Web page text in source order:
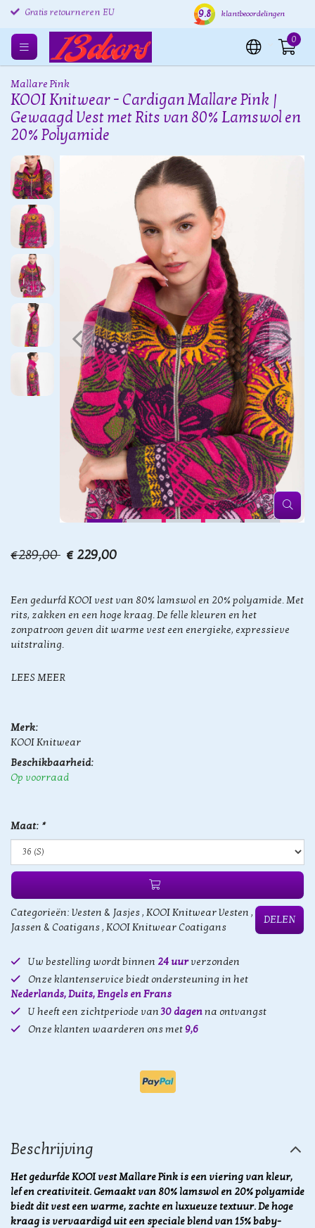
Gratis retourneren EU Verzending binnen 24 uur
9.8 klantbeoordelingen
0
Mallare Pink
KOOI Knitwear - Cardigan Mallare Pink |
Gewaagd Vest met Rits van 80% Lamswol en
20% Polyamide
€289,00 € 229,00
Een gedurfd KOOI vest van 80% lamswol en 20% polyamide. Met
rits, zakken en een hoge kraag. De felle kleuren en het
zonpatroon geven dit warme vest een energieke, expressieve
uitstraling.
LEES MEER
Merk:
KOOI Knitwear
Beschikbaarheid:
Op voorraad
Maat: *
Categorieën: Vesten & Jasjes, KOOI Knitwear Vesten ,
Jassen & Coatigans, KOOI Knitwear Coatigans
DELEN
Uw bestelling wordt binnen 24 uurverzonden
Onze klantenservice biedt ondersteuning in het
Nederlands, Duits, Engels en Frans
U heeft een zichtperiode van30 dagenna ontvangst
Onze klanten waarderen ons met 9,6
Beschrijving
Het gedurfde KOOI vest Mallare Pink is een viering van kleur,
lef en creativiteit. Gemaakt van 80% lamswol en 20% polyamide
biedt dit vest een warme, zachte en luxueuze textuur. De hoge
kraag is vervaardigd uit een speciale blend van 15% baby-